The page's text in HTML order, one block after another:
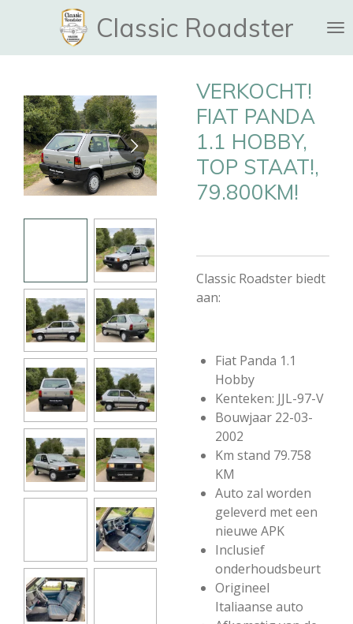
naar
Classic Roadster
VERKOCHT!
FIAT PANDA
1.1 HOBBY,
TOP STAAT!,
79.800KM!
Classic Roadster biedt
aan:
Fiat Panda 1.1
Hobby
Kenteken: JJL-97-V
Bouwjaar 22-03-
2002
Km stand 79.758
KM
Auto zal worden
geleverd met een
nieuwe APK
Inclusief
onderhoudsbeurt
Origineel
Italiaanse auto